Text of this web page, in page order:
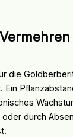
die
Ein
durch